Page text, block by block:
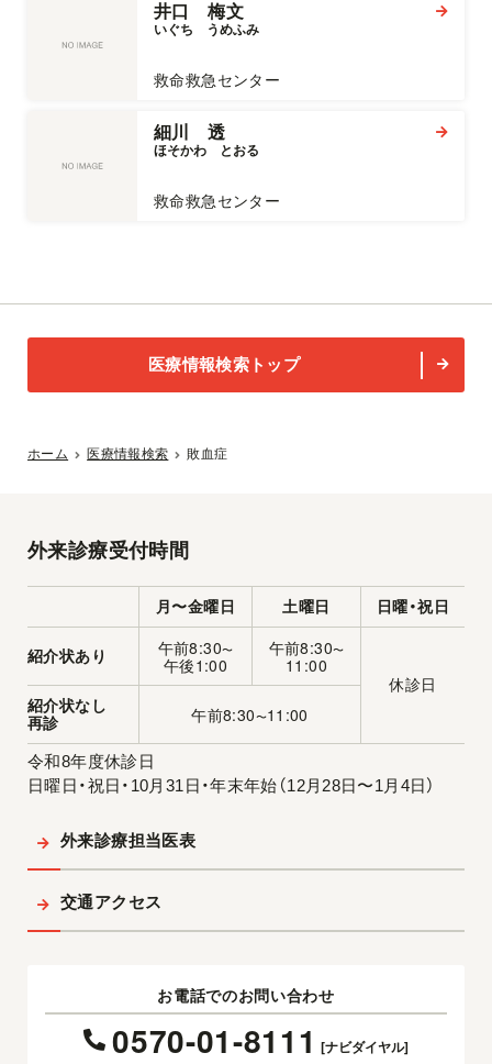
井口 梅文
いぐち　うめふみ
救命救急センター
細川 透
ほそかわ　とおる
救命救急センター
医療情報検索トップ
ホーム 医療情報検索 敗血症
外来診療受付時間
月〜金曜日 土曜日 日曜・祝日
紹介状あり 午前8:30〜
午後1:00
午前8:30〜
11:00
休診日
紹介状なし
再診
午前8:30〜11:00
令和8年度休診日
日曜日・祝日・10月31日・年末年始（12月28日〜1月4日）
外来診療担当医表
交通アクセス
お電話でのお問い合わせ
0570-01-8111 [ナビダイヤル]